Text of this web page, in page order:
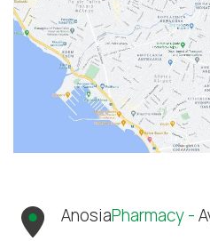
AnosiaPharmacy -